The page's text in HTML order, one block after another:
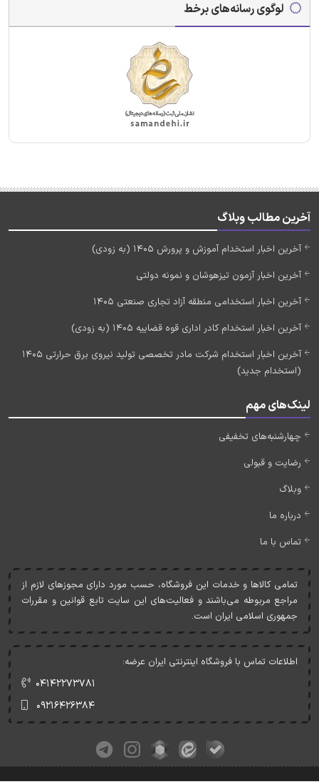
لوگوی رسانه‌های برخط
آخرین مطالب وبلاگ
آخرین اخبار استخدام آموزش و پرورش 1405 (به زودی)
آخرین اخبار آزمون تیزهوشان و نمونه دولتی
آخرین اخبار استخدامی منطقه آزاد تجاری صنعتی 1405
آخرین اخبار استخدام کادر اداری قوه قضاییه 1405 (به زودی)
آخرین اخبار استخدام شرکت مادر تخصصی تولید نیروی برق حرارتی 1405
(استخدام جدید)
لینک‌های مهم
چهارشنبه‌های تخفیفی
رضایت و قبولی
وبلاگ
درباره ما
تماس با ما
تمامی کالاها و خدمات اين فروشگاه، حسب مورد دارای مجوزهای لازم از
مراجع مربوطه می‌باشند و فعاليت‌های اين سايت تابع قوانين و مقررات
جمهوری اسلامی ايران است.
اطلاعات تماس با فروشگاه اینترنتی ایران عرضه:
۰۴۱۴۲۲۷۳۷۸۱
۰۹۲۱۶۴۲۶۳۸۴